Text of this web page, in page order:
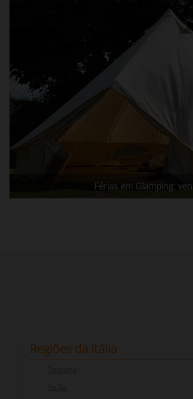
Férias em Glamping:
Regiões da Itália
Toscana
Sicília